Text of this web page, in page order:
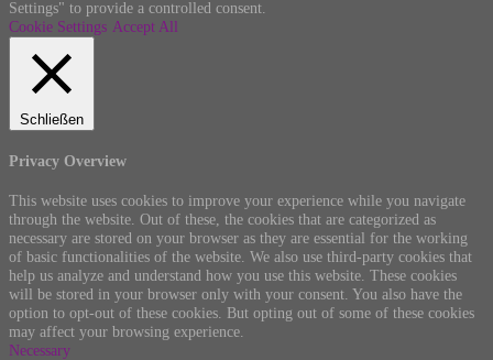
Settings" to provide a controlled consent.
Cookie Settings Accept All
Schließen
Privacy Overview
This website uses cookies to improve your experience while you navigate
through the website. Out of these, the cookies that are categorized as
necessary are stored on your browser as they are essential for the working
of basic functionalities of the website. We also use third-party cookies that
help us analyze and understand how you use this website. These cookies
will be stored in your browser only with your consent. You also have the
option to opt-out of these cookies. But opting out of some of these cookies
may affect your browsing experience.
Necessary